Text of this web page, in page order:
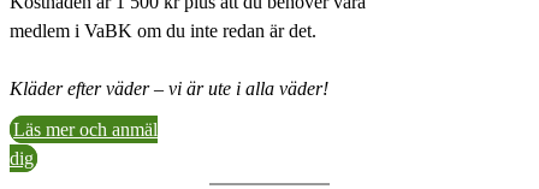
medlem i VaBK om du inte redan är det.
Kläder efter väder – vi är ute i alla väder!
Läs mer och anmäl
dig